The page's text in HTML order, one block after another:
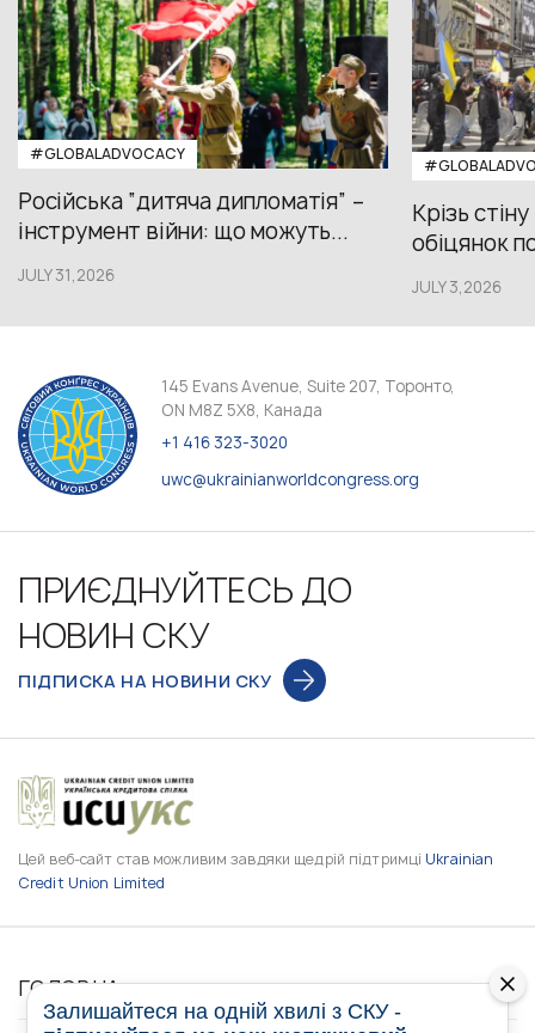
#GLOBALADVOCACY
Російська “дитяча дипломатія” –
інструмент війни: що можуть...
JULY 31,2026
Крізь
обіцянок
JULY 3,2026
145 Evans Avenue, Suite 207, Торонто,
ON M8Z 5X8, Канада
+1 416 323-3020
uwc@ukrainianworldcongress.org
ПРИЄДНУЙТЕСЬ ДО
НОВИН СКУ
ПІДПИСКА НА НОВИНИ СКУ
Цей веб-сайт став можливим завдяки щедрій підтримці Ukrainian
Credit Union Limited
ГОЛОВНА
Залишайтеся на одній хвилі з СКУ -